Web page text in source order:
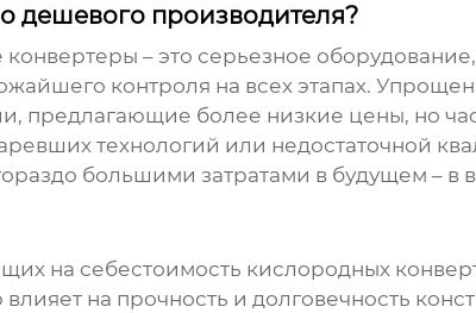
дешевого производителя?
– это серьезное
контроля на всех этапах.
предлагающие более низкие цены, но
технологий или недостаточной
большими затратами в будущем – в
на себестоимость кислородных
на прочность и долговечность